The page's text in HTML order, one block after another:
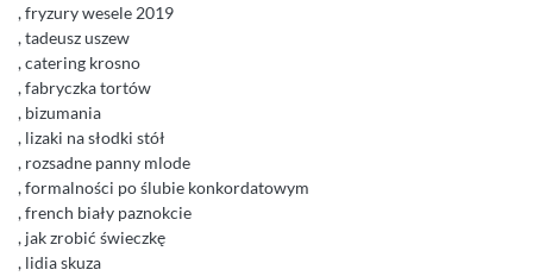
, fryzury wesele 2019
, tadeusz uszew
, catering krosno
, fabryczka tortów
, bizumania
, lizaki na słodki stół
, rozsadne panny mlode
, formalności po ślubie konkordatowym
, french biały paznokcie
, jak zrobić świeczkę
, lidia skuza